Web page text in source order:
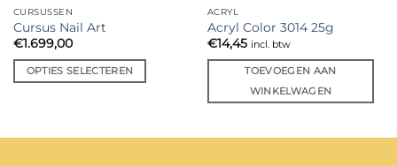
CURSUSSEN
Cursus Nail Art
€1.699,00
OPTIES SELECTEREN
ACRYL
Acryl Color 3014 25g
€14,45 incl. btw
TOEVOEGEN AAN
WINKELWAGEN